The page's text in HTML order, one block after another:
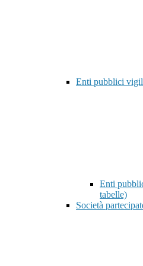
Enti pubblici
Enti
tabelle)
Società